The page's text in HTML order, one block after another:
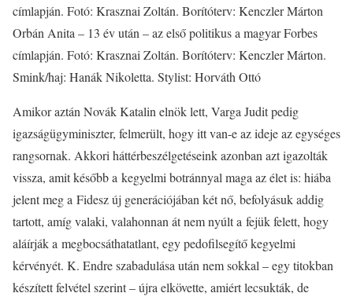
címlapján. Fotó: Krasznai Zoltán. Borítóterv: Kenczler Márton
Orbán Anita – 13 év után – az első politikus a magyar Forbes
címlapján. Fotó: Krasznai Zoltán. Borítóterv: Kenczler Márton.
Smink/haj: Hanák Nikoletta. Stylist: Horváth Ottó
Amikor aztán Novák Katalin elnök lett, Varga Judit pedig
igazságügyminiszter, felmerült, hogy itt van-e az ideje az egységes
rangsornak. Akkori háttérbeszélgetéseink azonban azt igazolták
vissza, amit később a kegyelmi botránnyal maga az élet is: hiába
jelent meg a Fidesz új generációjában két nő, befolyásuk addig
tartott, amíg valaki, valahonnan át nem nyúlt a fejük felett, hogy
aláírják a megbocsáthatatlant, egy pedofilsegítő kegyelmi
kérvényét. K. Endre szabadulása után nem sokkal – egy titokban
készített felvétel szerint – újra elkövette, amiért lecsukták, de